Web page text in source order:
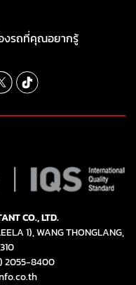
งรถที่คุณอยากรู้
CO., LTD.
1), WANG THONGLANG,
2055-8400